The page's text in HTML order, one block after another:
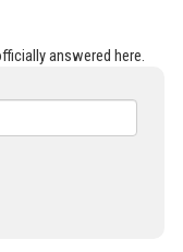
answered here.